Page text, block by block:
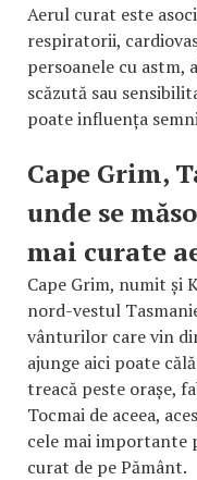
Aerul curat este
respiratorii,
persoanele cu astm,
scăzută sau
poate influența
Cape Grim,
unde se
mai curate
Cape Grim, numit și
nord-vestul
vânturilor care vin
ajunge aici poate
treacă peste orașe,
Tocmai de aceea,
cele mai importante
curat de pe Pământ.